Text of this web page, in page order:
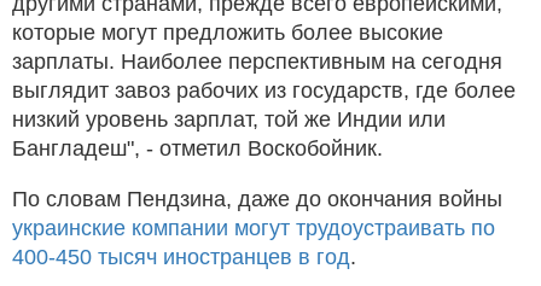
которые могут предложить более высокие
зарплаты. Наиболее перспективным на сегодня
выглядит завоз рабочих из государств, где более
низкий уровень зарплат, той же Индии или
Бангладеш", - отметил Воскобойник.
По словам Пендзина, даже до окончания войны
украинские компании могут трудоустраивать по
400-450 тысяч иностранцев в год.